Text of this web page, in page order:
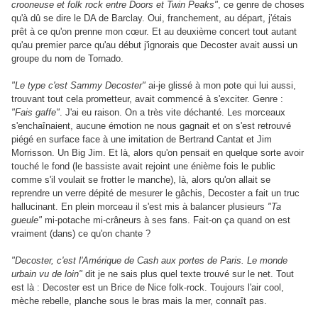
crooneuse et folk rock entre Doors et Twin Peaks", ce genre de choses
qu'à dû se dire le DA de Barclay. Oui, franchement, au départ, j'étais
prêt à ce qu'on prenne mon cœur. Et au deuxième concert tout autant
qu'au premier parce qu'au début j'ignorais que Decoster avait aussi un
groupe du nom de Tornado.
"Le type c'est Sammy Decoster" ai-je glissé à mon pote qui lui aussi,
trouvant tout cela prometteur, avait commencé à s'exciter. Genre :
"Fais gaffe". J'ai eu raison. On a très vite déchanté. Les morceaux
s'enchaînaient, aucune émotion ne nous gagnait et on s'est retrouvé
piégé en surface face à une imitation de Bertrand Cantat et Jim
Morrisson. Un Big Jim. Et là, alors qu'on pensait en quelque sorte avoir
touché le fond (le bassiste avait rejoint une énième fois le public
comme s'il voulait se frotter le manche), là, alors qu'on allait se
reprendre un verre dépité de mesurer le gâchis, Decoster a fait un truc
hallucinant. En plein morceau il s'est mis à balancer plusieurs "Ta
gueule" mi-potache mi-crâneurs à ses fans. Fait-on ça quand on est
vraiment (dans) ce qu'on chante ?
"Decoster, c'est l'Amérique de Cash aux portes de Paris. Le monde
urbain vu de loin" dit je ne sais plus quel texte trouvé sur le net. Tout
est là : Decoster est un Brice de Nice folk-rock. Toujours l'air cool,
mèche rebelle, planche sous le bras mais la mer, connaît pas.